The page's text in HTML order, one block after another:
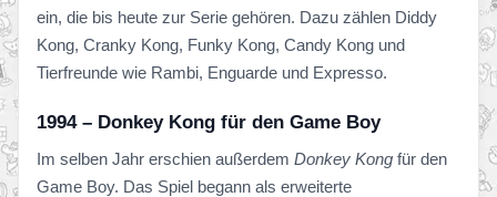
ein, die bis heute zur Serie gehören. Dazu zählen Diddy
Kong, Cranky Kong, Funky Kong, Candy Kong und
Tierfreunde wie Rambi, Enguarde und Expresso.
1994 – Donkey Kong für den Game Boy
Im selben Jahr erschien außerdem Donkey Kong für den
Game Boy. Das Spiel begann als erweiterte